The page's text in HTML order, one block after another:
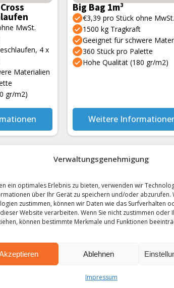
Verwaltungsgenehmigung
ein optimales Erlebnis zu bieten, verwenden wir
über Ihr Gerät zu speichern und/oder abzurufen.
zustimmen, können wir Daten wie das Surfverhalten
Website verarbeiten. Wenn Sie nicht zustimmen oder
können bestimmte Merkmale und Funktionen
Ablehnen
Impressum
MwSt.
4 x
Materialien
gr/m2)
Big Bag 1m³
€3,39 pro Stück ohne MwSt.
1500 kg Tragkraft
Geeignet für schwere
360 Stück pro Palette
Hohe Qualität (180 gr/m2)
Weitere
BIGBAGSTORE.DE
Lagern und transportieren Sie Ihre
unserem umfangreichen Sortiment
Bedürfnisse sind unsere Priorität,
es möglich, Ihre Big Bags mit